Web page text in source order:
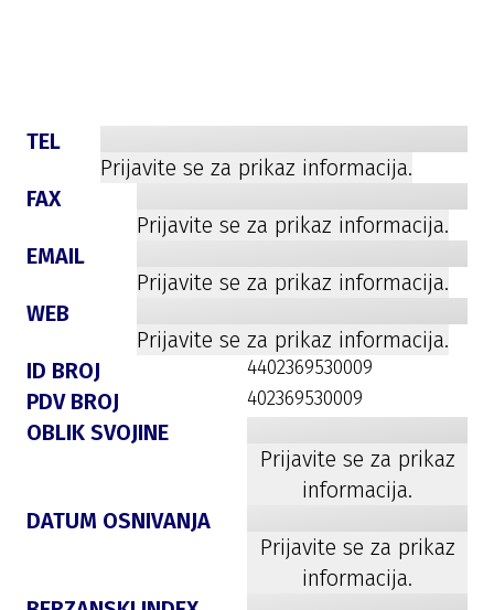
TEL
Prijavite se za prikaz informacija.
FAX
Prijavite se za prikaz informacija.
EMAIL
Prijavite se za prikaz informacija.
WEB
Prijavite se za prikaz informacija.
ID BROJ
4402369530009
PDV BROJ 402369530009
OBLIK SVOJINE
Prijavite se za prikaz
informacija.
DATUM OSNIVANJA
Prijavite se za prikaz
informacija.